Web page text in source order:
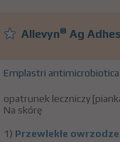
Allevyn® Ag
Emplastri antimicrobiotica
opatrunek leczniczy
Na skórę
1) Przewlekłe